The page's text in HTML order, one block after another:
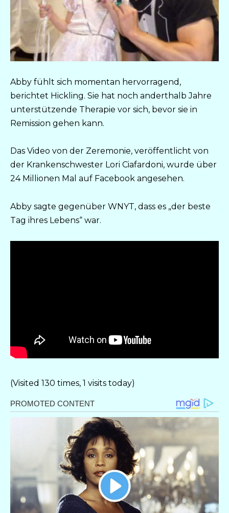
Abby fühlt sich momentan hervorragend,
berichtet Hickling. Sie hat noch anderthalb Jahre
unterstützende Therapie vor sich, bevor sie in
Remission gehen kann.
Das Video von der Zeremonie, veröffentlicht von
der Krankenschwester Lori Ciafardoni, wurde über
24 Millionen Mal auf Facebook angesehen.
Abby sagte gegenüber WNYT, dass es „der beste
Tag ihres Lebens“ war.
(Visited 130 times, 1 visits today)